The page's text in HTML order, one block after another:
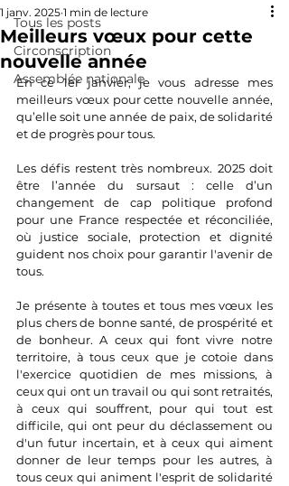
Tous les posts
Circonscription
Assemblée nationale
Meilleurs vœux pour cette
nouvelle année
1 janv. 2025 1 min de lecture
En ce 1er janvier, je vous adresse mes
meilleurs vœux pour cette nouvelle année,
qu’elle soit une année de paix, de solidarité
et de progrès pour tous.
Les défis restent très nombreux. 2025 doit
être l’année du sursaut : celle d’un
changement de cap politique profond
pour une France respectée et réconciliée,
où justice sociale, protection et dignité
guident nos choix pour garantir l'avenir de
tous.
Je présente à toutes et tous mes vœux les
plus chers de bonne santé, de prospérité et
de bonheur. A ceux qui font vivre notre
territoire, à tous ceux que je cotoie dans
l'exercice quotidien de mes missions, à
ceux qui ont un travail ou qui sont retraités,
à ceux qui souffrent, pour qui tout est
difficile, qui ont peur du déclassement ou
d'un futur incertain, et à ceux qui aiment
donner de leur temps pour les autres, à
tous ceux qui animent l'esprit de solidarité